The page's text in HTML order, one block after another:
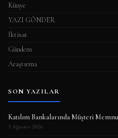
Künye
YAZI GÖNDER
İktisat
Gündem
Araştırma
SON YAZILAR
Katılım Bankalarında Müşteri
3 Ağustos 2026